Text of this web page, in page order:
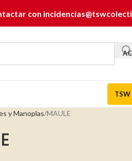
con
TSW
y Manoplas MAULE